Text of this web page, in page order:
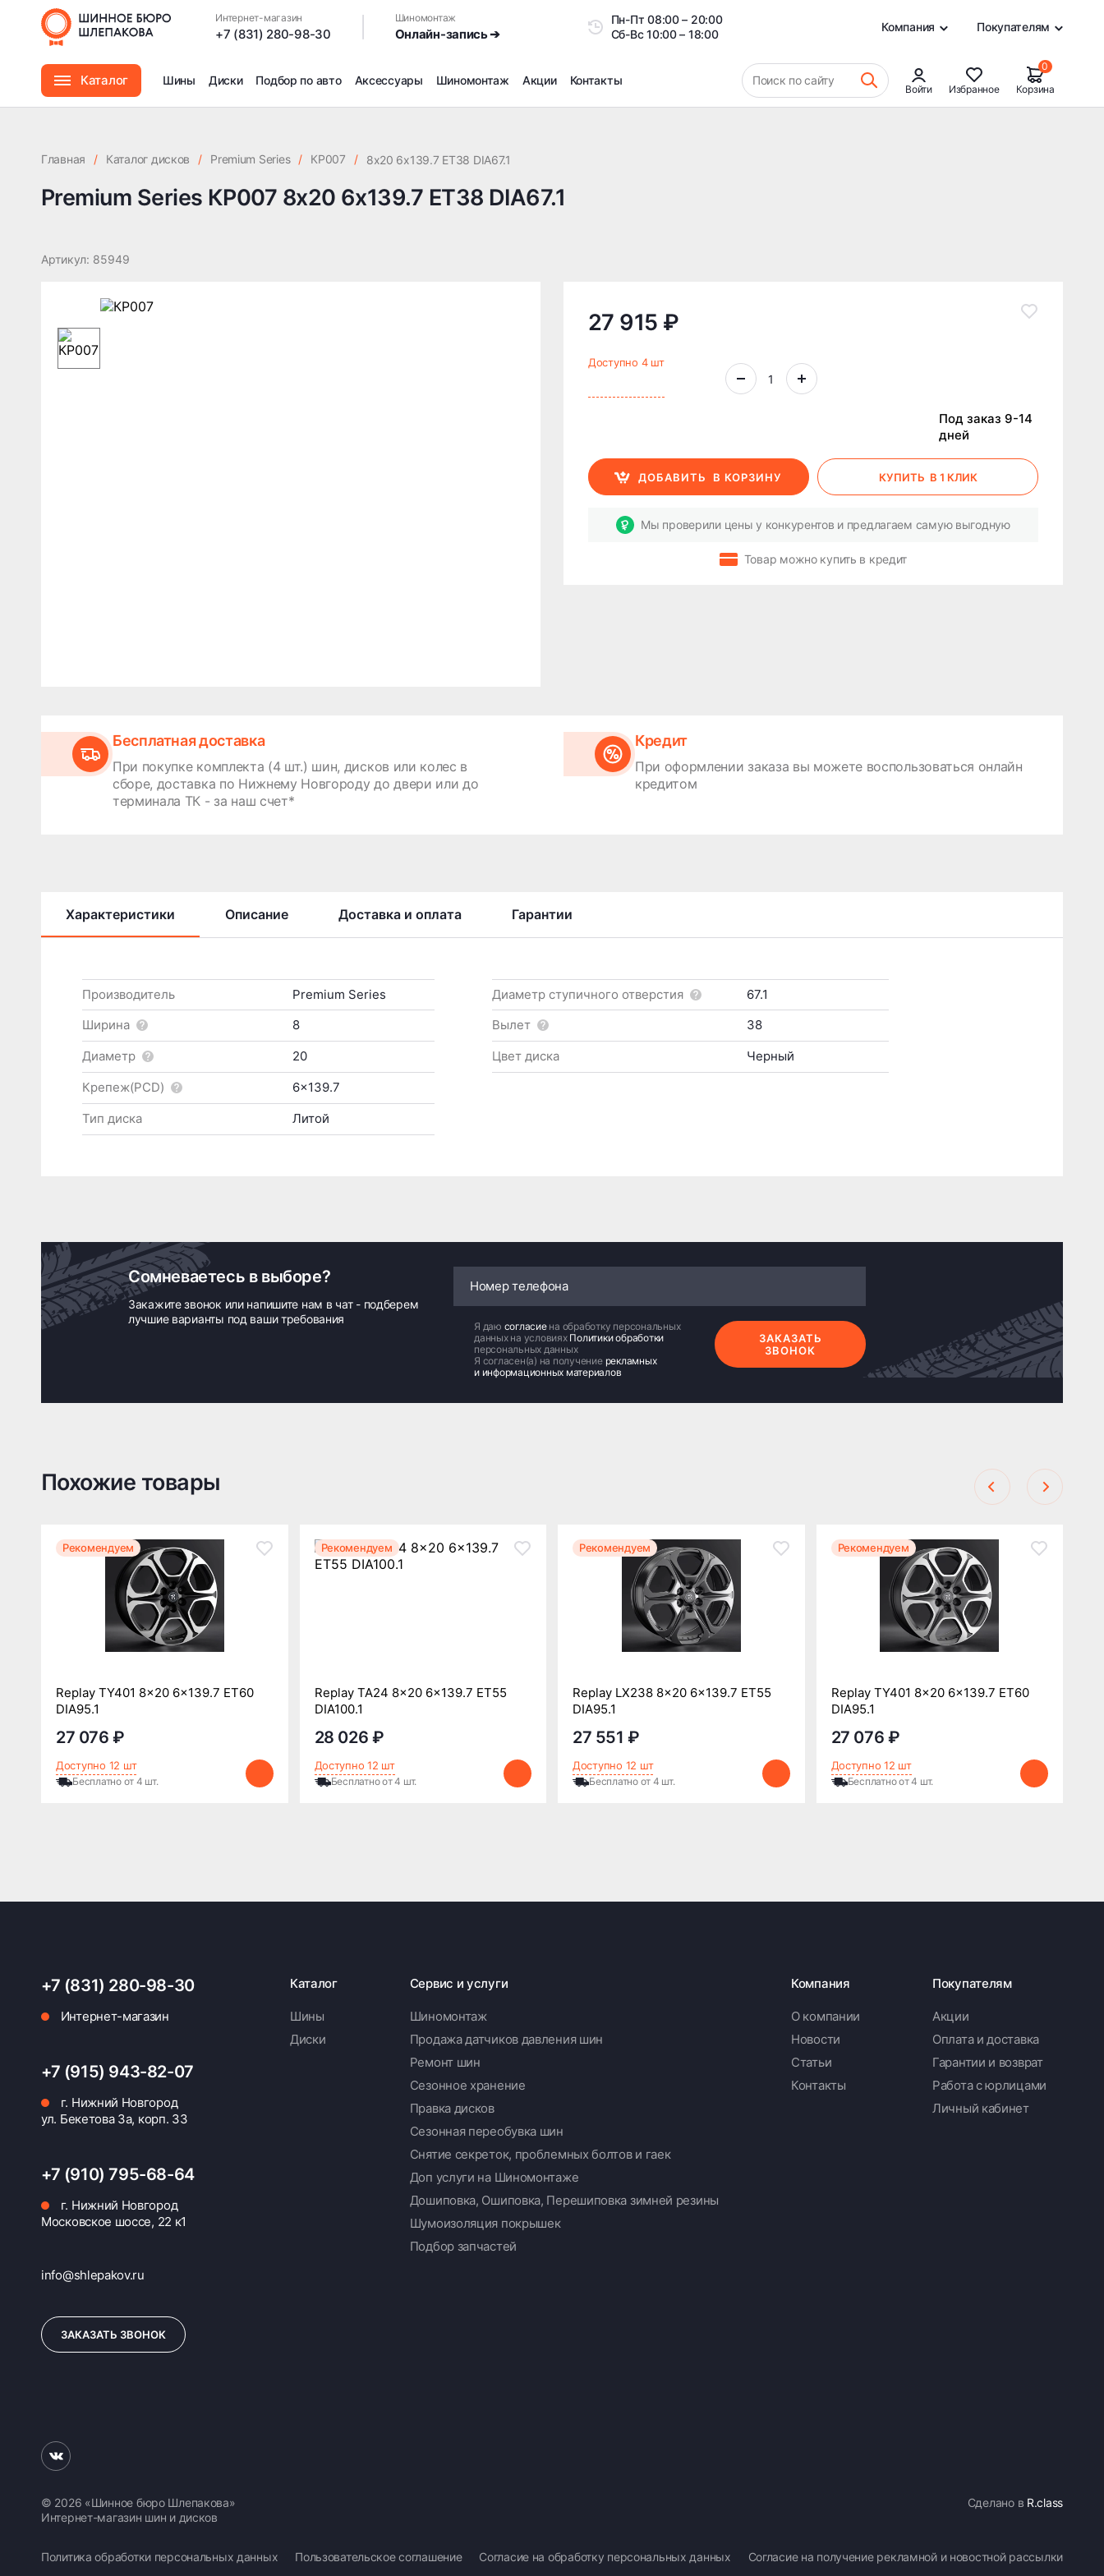
Интернет-магазин
+7 (831) 280-98-30
Шиномонтаж
Онлайн-запись ➔
Пн-Пт08:00 – 20:00
Сб-Вс10:00 – 18:00
Компания Покупателям
Каталог Шины Диски Подбор по авто Аксессуары Шиномонтаж
Сезонное хранение
Дошиповка, Ошиповка, Перешиповка зимней резины
Акции Контакты Поиск по сайту
Войти Избранное
0
Корзина
Premium Series КР007 8x20 6x139.7 ET38 DIA67.1
Главная / Каталог дисков / Premium Series / КР007 / 8x20 6x139.7 ET38 DIA67.1
Premium Series КР007 8x20 6x139.7 ET38 DIA67.1
Артикул: 85949
27 915 ₽
Доступно 4 шт
Под заказ 9-14
дней
ДОБАВИТЬ В КОРЗИНУ КУПИТЬ В 1 КЛИК
Мы проверили цены у конкурентов и предлагаем самую выгодную
Товар можно купить в кредит
Бесплатная доставка
При покупке комплекта (4 шт.) шин, дисков или колес в
сборе, доставка по Нижнему Новгороду до двери или до
терминала ТК - за наш счет*
Кредит
При оформлении заказа вы можете воспользоваться онлайн
кредитом
Характеристики Описание Доставка и оплата Гарантии
Производитель
Premium Series
Ширина
8
Диаметр
20
Крепеж(PCD)
6x139.7
Тип диска
Литой
Диаметр ступичного отверстия
67.1
Вылет
38
Цвет диска
Черный
Сомневаетесь в выборе?
Закажите звонок или напишите нам в чат - подберем
лучшие варианты под ваши требования
Я даю согласие на обработку персональных
данных на условиях Политики обработки
персональных данных
Я согласен(а) на получение рекламных
и информационных материалов
ЗАКАЗАТЬ
ЗВОНОК
Похожие товары
Рекомендуем
Replay TY401 8x20 6x139.7 ET60
DIA95.1
27 076 ₽
Доступно 12 шт
Бесплатно от 4 шт.
Рекомендуем
Replay TA24 8x20 6x139.7 ET55
DIA100.1
28 026 ₽
Доступно 12 шт
Бесплатно от 4 шт.
Рекомендуем
Replay LX238 8x20 6x139.7 ET55
DIA95.1
27 551 ₽
Доступно 12 шт
Бесплатно от 4 шт.
Рекомендуем
Replay TY401 8x20 6x139.7 ET60
DIA95.1
27 076 ₽
Доступно 12 шт
Бесплатно от 4 шт.
+7 (831) 280-98-30
Интернет-магазин
+7 (915) 943-82-07
г. Нижний Новгород
ул. Бекетова 3а, корп. 33
+7 (910) 795-68-64
г. Нижний Новгород
Московское шоссе, 22 к1
info@shlepakov.ru
ЗАКАЗАТЬ ЗВОНОК
Каталог
Шины
Диски
Сервис и услуги
Шиномонтаж
Продажа датчиков давления шин
Ремонт шин
Сезонное хранение
Правка дисков
Сезонная переобувка шин
Снятие секреток, проблемных болтов и гаек
Доп услуги на Шиномонтаже
Дошиповка, Ошиповка, Перешиповка зимней резины
Шумоизоляция покрышек
Подбор запчастей
Компания
О компании
Новости
Статьи
Контакты
Покупателям
Акции
Оплата и доставка
Гарантии и возврат
Работа с юрлицами
Личный кабинет
© 2026 «Шинное бюро Шлепакова»
Интернет-магазин шин и дисков
Сделано в R.class
Политика обработки персональных данных Пользовательское соглашение Согласие на обработку персональных данных Согласие на получение рекламной и новостной рассылки